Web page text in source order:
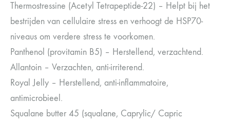
Thermostressine (Acetyl Tetrapeptide-22) – Helpt bij het
bestrijden van cellulaire stress en verhoogt de HSP70-
niveaus om verdere stress te voorkomen.
Panthenol (provitamin B5) – Herstellend, verzachtend.
Allantoin – Verzachten, anti-irriterend.
Royal Jelly – Herstellend, anti-inflammatoire,
antimicrobieel.
Squalane butter 45 (squalane, Caprylic/ Capric